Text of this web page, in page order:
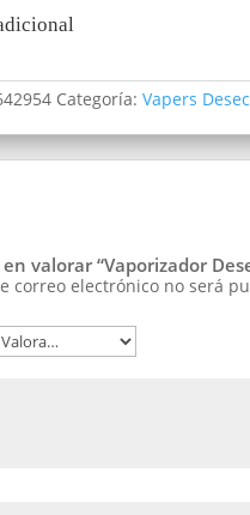
Categoría: Vapers
valorar “Vaporizador
correo electrónico no será